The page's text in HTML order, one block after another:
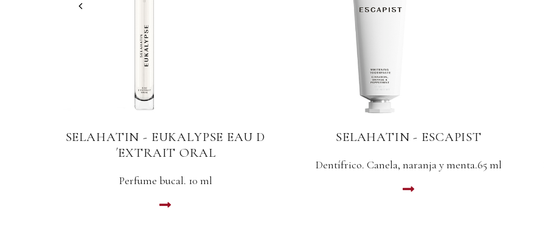
SELAHATIN - ESCAPIST SELAHATIN - AMORIST
Dentífrico. Menta verde, pipermint y mentol. 65